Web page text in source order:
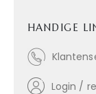
HANDIGE
Login /